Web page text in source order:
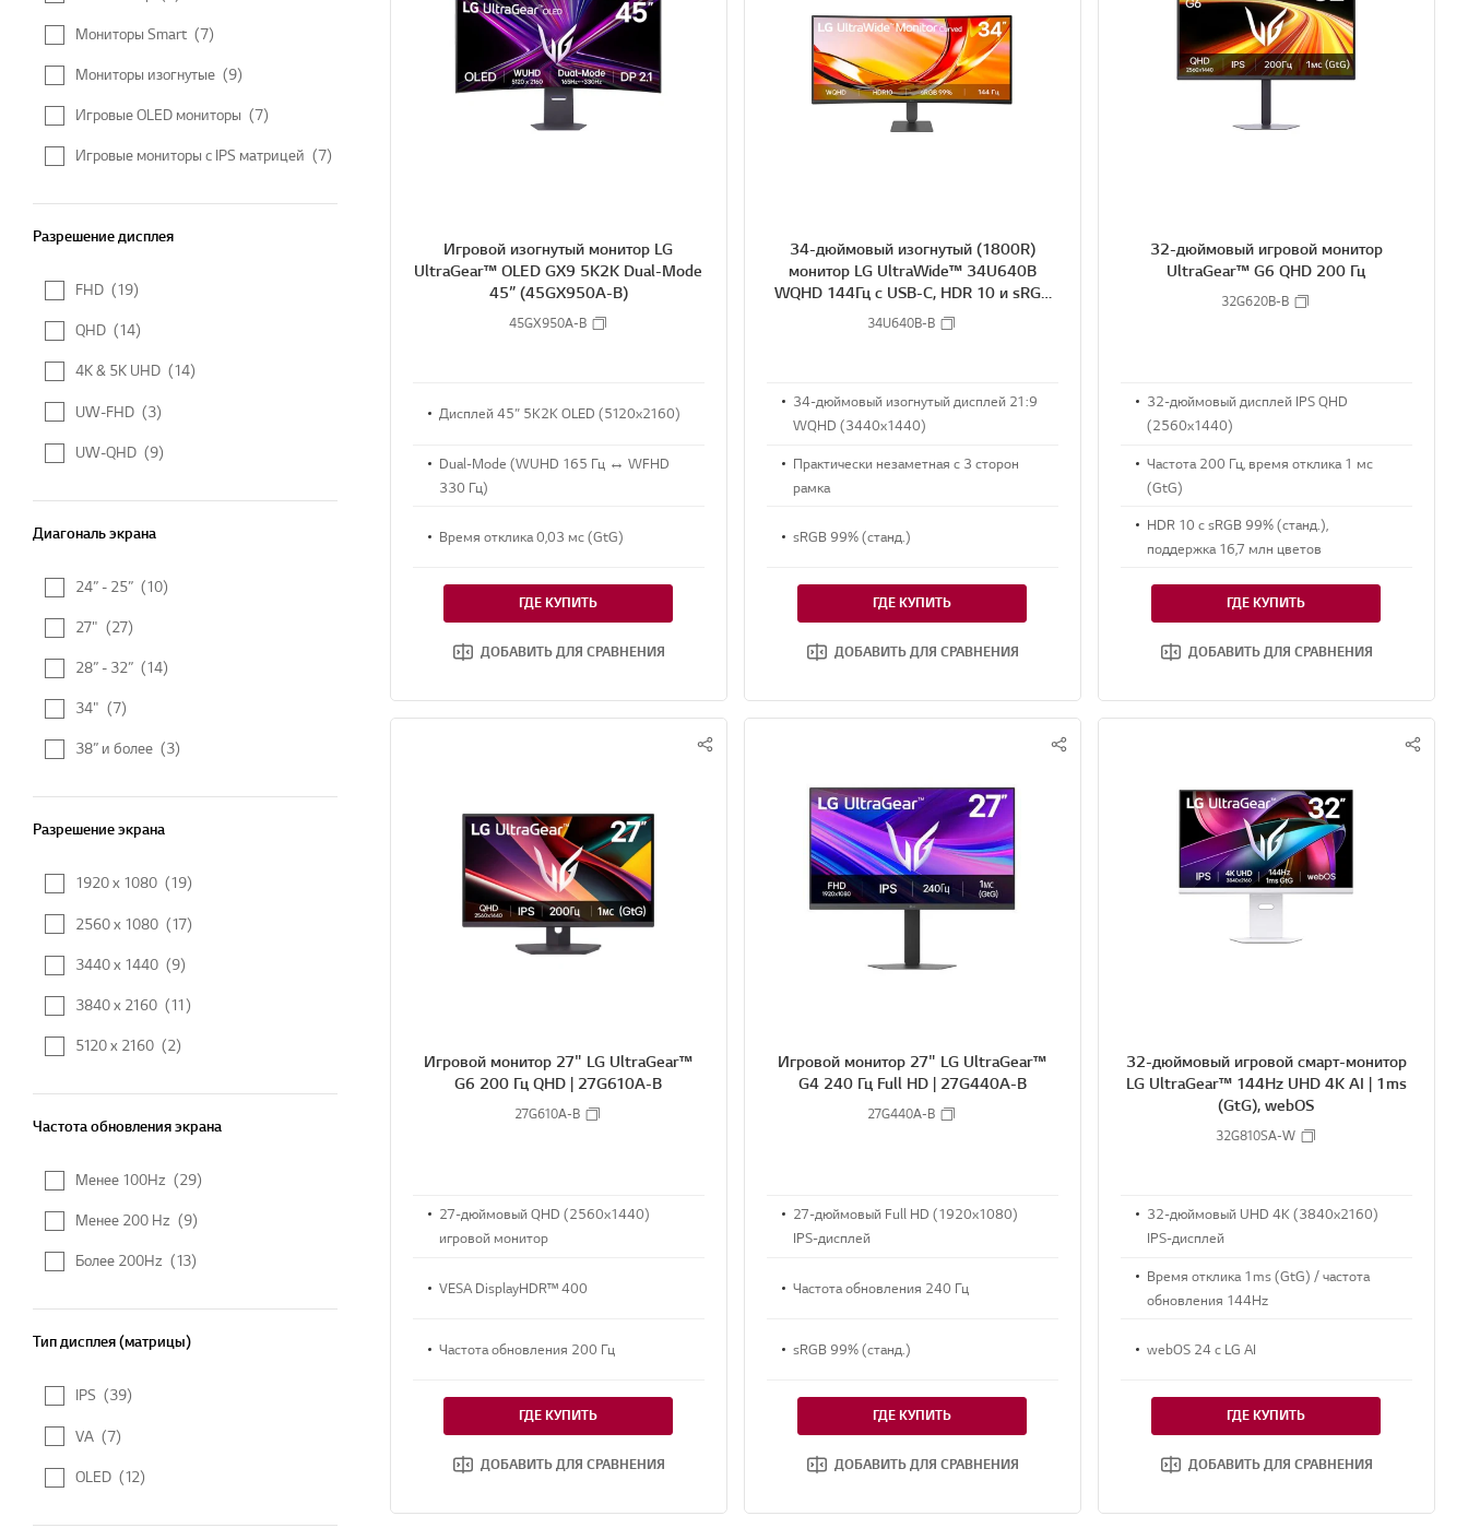
Мониторы Smart (7)
Мониторы изогнутые (9)
Игровые OLED мониторы (7)
Игровые мониторы с IPS матрицей (7)
Разрешение дисплея
Разрешение дисплея
FHD (19)
QHD (14)
4K & 5K UHD (14)
UW-FHD (3)
UW-QHD (9)
Диагональ экрана
Диагональ экрана
24” - 25” (10)
27" (27)
28” - 32” (14)
34" (7)
38” и более (3)
Разрешение экрана
Разрешение экрана
1920 x 1080 (19)
2560 x 1080 (17)
3440 x 1440 (9)
3840 x 2160 (11)
5120 x 2160 (2)
Частота обновления экрана
Частота обновления экрана
Менее 100Hz (29)
Менее 200 Hz (9)
Более 200Hz (13)
Тип дисплея (матрицы)
Тип дисплея (матрицы)
IPS (39)
VA (7)
OLED (12)
Игровой изогнутый монитор LG
UltraGear™ OLED GX9 5K2K Dual-Mode
45” (45GX950A-B)
45GX950A-B
Дисплей 45” 5K2K OLED (5120x2160)
Dual-Mode (WUHD 165 Гц ↔ WFHD
330 Гц)
Время отклика 0,03 мс (GtG)
ГДЕ КУПИТЬ
ДОБАВИТЬ ДЛЯ СРАВНЕНИЯ
34-дюймовый изогнутый (1800R)
монитор LG UltraWide™ 34U640B
WQHD 144 Гц с USB-C, HDR 10 и sRGB
99% (станд.)
34U640B-B
34-дюймовый изогнутый дисплей 21:9
WQHD (3440x1440)
Практически незаметная с 3 сторон
рамка
sRGB 99% (станд.)
ГДЕ КУПИТЬ
ДОБАВИТЬ ДЛЯ СРАВНЕНИЯ
32-дюймовый игровой монитор
UltraGear™ G6 QHD 200 Гц
32G620B-B
32-дюймовый дисплей IPS QHD
(2560x1440)
Частота 200 Гц, время отклика 1 мс
(GtG)
HDR 10 с sRGB 99% (станд.),
поддержка 16,7 млн цветов
ГДЕ КУПИТЬ
ДОБАВИТЬ ДЛЯ СРАВНЕНИЯ
S
Игровой монитор 27" LG UltraGear™
G6 200 Гц QHD | 27G610A-B
27G610A-B
27-дюймовый QHD (2560x1440)
игровой монитор
VESA DisplayHDR™ 400
Частота обновления 200 Гц
ГДЕ КУПИТЬ
ДОБАВИТЬ ДЛЯ СРАВНЕНИЯ
S
Игровой монитор 27" LG UltraGear™
G4 240 Гц Full HD | 27G440A-B
27G440A-B
27-дюймовый Full HD (1920x1080)
IPS-дисплей
Частота обновления 240 Гц
sRGB 99% (станд.)
ГДЕ КУПИТЬ
ДОБАВИТЬ ДЛЯ СРАВНЕНИЯ
S
32-дюймовый игровой смарт-монитор
LG UltraGear™ 144Hz UHD 4K AI | 1ms
(GtG), webOS
32G810SA-W
32-дюймовый UHD 4K (3840x2160)
IPS-дисплей
Время отклика 1ms (GtG) / частота
обновления 144Hz
webOS 24 с LG AI
ГДЕ КУПИТЬ
ДОБАВИТЬ ДЛЯ СРАВНЕНИЯ